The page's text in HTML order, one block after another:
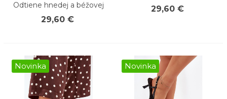
Odtiene hnedej a béžovej
29,60 €
29,60 €
Novinka Novinka